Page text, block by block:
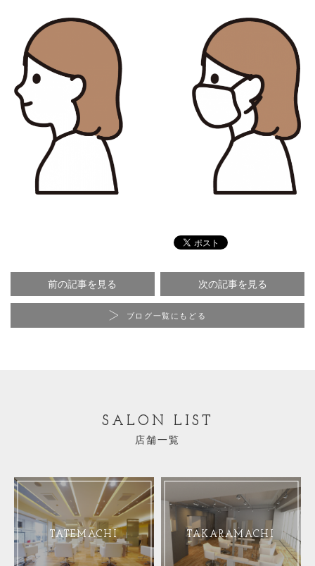
前の記事を見る 次の記事を見る
ブログ一覧にもどる
SALON LIST
店舗一覧
TATEMACHI TAKARAMACHI